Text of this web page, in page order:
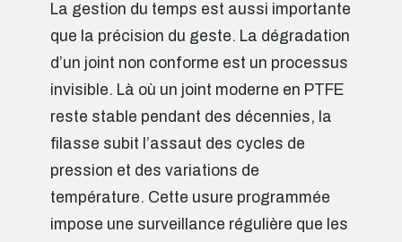
La gestion du temps est aussi importante
que la précision du geste. La dégradation
d’un joint non conforme est un processus
invisible. Là où un joint moderne en PTFE
reste stable pendant des décennies, la
filasse subit l’assaut des cycles de
pression et des variations de
température. Cette usure programmée
impose une surveillance régulière que les